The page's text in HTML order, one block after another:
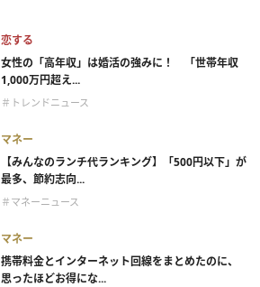
恋する
女性の「高年収」は婚活の強みに！ 「世帯年収
1,000万円超え...
＃トレンドニュース
マネー
【みんなのランチ代ランキング】「500円以下」が
最多、節約志向...
＃マネーニュース
マネー
携帯料金とインターネット回線をまとめたのに、
思ったほどお得にな...